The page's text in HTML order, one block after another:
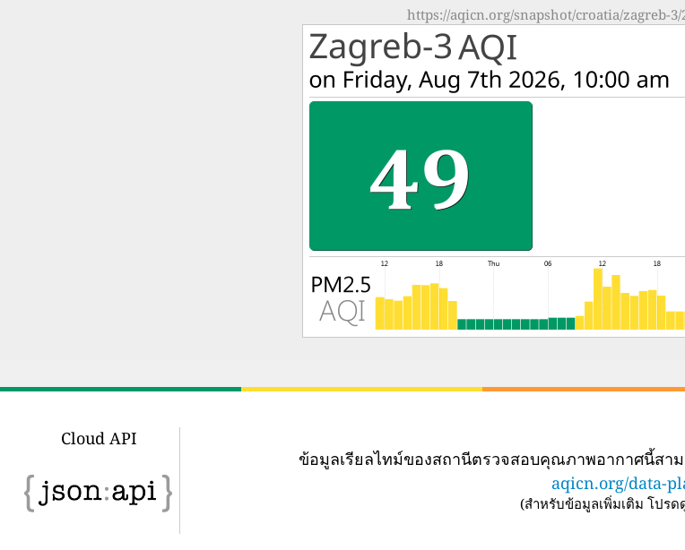
https://aqicn.org/snapshot/croatia/zagreb-3/
Cloud API
ข้อมูลเรียลไทม์ของสถานีตรวจสอบคุณภาพอากาศนี้สา
aqicn.org/data-
(สำหรับข้อมูลเพิ่มเติม โปร